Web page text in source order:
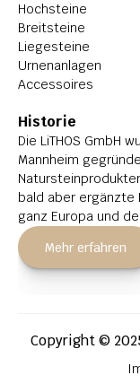
Hochsteine
Breitsteine
Liegesteine
Urnenanlagen
Accessoires
Historie
Die LiTHOS GmbH
Mannheim
bald aber ergänzte
ganz Europa und
Mehr erfahren
Copyright ©